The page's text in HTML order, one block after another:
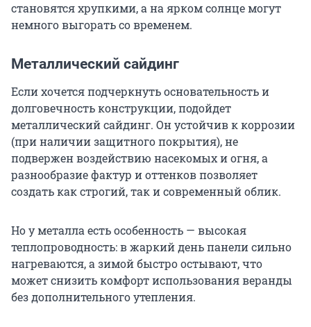
становятся хрупкими, а на ярком солнце могут
немного выгорать со временем.
Металлический сайдинг
Если хочется подчеркнуть основательность и
долговечность конструкции, подойдет
металлический сайдинг. Он устойчив к коррозии
(при наличии защитного покрытия), не
подвержен воздействию насекомых и огня, а
разнообразие фактур и оттенков позволяет
создать как строгий, так и современный облик.
Но у металла есть особенность — высокая
теплопроводность: в жаркий день панели сильно
нагреваются, а зимой быстро остывают, что
может снизить комфорт использования веранды
без дополнительного утепления.